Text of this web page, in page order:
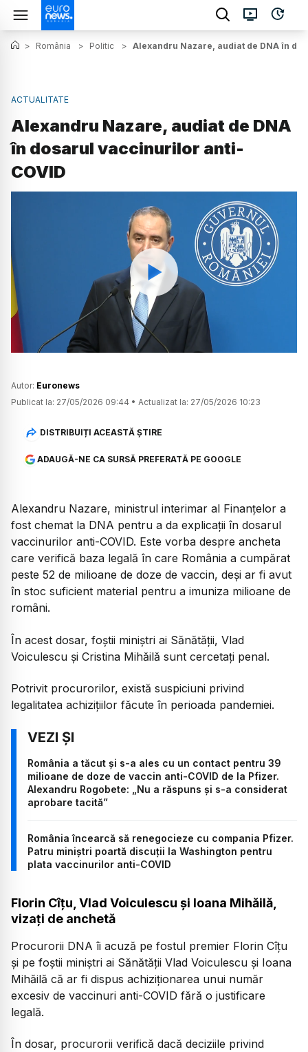
> România > Politic > Alexandru Nazare, audiat de DNA în
ACTUALITATE
Alexandru Nazare, audiat de DNA
în dosarul vaccinurilor anti-
COVID
Watch
Autor: Euronews
Publicat la: 27/05/2026 09:44 • Actualizat la: 27/05/2026 10:23
DISTRIBUIȚI ACEASTĂ ȘTIRE
ADAUGĂ-NE CA SURSĂ PREFERATĂ PE GOOGLE
Alexandru Nazare, ministrul interimar al Finanțelor a
fost chemat la DNA pentru a da explicații în dosarul
vaccinurilor anti-COVID. Este vorba despre ancheta
care verifică baza legală în care România a cumpărat
peste 52 de milioane de doze de vaccin, deși ar fi avut
în stoc suficient material pentru a imuniza milioane de
români.
În acest dosar, foștii miniștri ai Sănătății, Vlad
Voiculescu și Cristina Mihăilă sunt cercetați penal.
Potrivit procurorilor, există suspiciuni privind
legalitatea achizițiilor făcute în perioada pandemiei.
România a tăcut și s-a ales cu un contact pentru 39
milioane de doze de vaccin anti-COVID de la Pfizer.
Alexandru Rogobete: „Nu a răspuns și s-a considerat
aprobare tacită”
România încearcă să renegocieze cu compania Pfizer.
Patru miniștri poartă discuții la Washington pentru
plata vaccinurilor anti-COVID
Florin Cîțu, Vlad Voiculescu și Ioana Mihăilă,
vizați de anchetă
Procurorii DNA îi acuză pe fostul premier Florin Cîțu
și pe foștii miniștri ai Sănătății Vlad Voiculescu și Ioana
Mihăilă că ar fi dispus achiziționarea unui număr
excesiv de vaccinuri anti-COVID fără o justificare
legală.
În dosar, procurorii verifică dacă deciziile privind